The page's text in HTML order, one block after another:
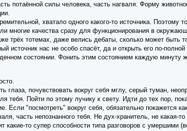
потаённой силы человека, часть нагваля. Форму
хватало одного какого-то источника.
многие качества сразу для функционирования в
трёх тотемах, даже велись дебаты, сколько может быть
источник нас не особо спасёт, да и открыть его по-
состоянии. Фонить этим состоянием каждую
глаза, почувствовать вокруг себя мглу, серый туман,
тебя. Пойти по этому лучику к свету. Идти до тех пор,
Если "посмотреть" вокруг себя, обязательно покажется
часть непознанного тебя. Не дух-хранитель, не какая-
какие-то супер способности типа разговоров с умершими